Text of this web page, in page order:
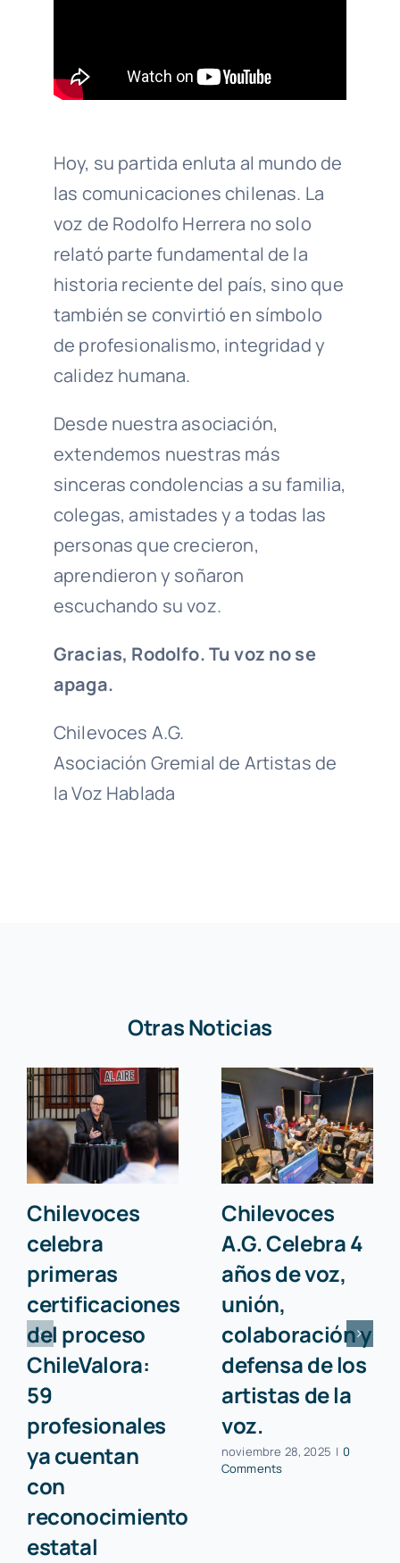
Hoy, su partida enluta al mundo de
las comunicaciones chilenas. La
voz de Rodolfo Herrera no solo
relató parte fundamental de la
historia reciente del país, sino que
también se convirtió en símbolo
de profesionalismo, integridad y
calidez humana.
Desde nuestra asociación,
extendemos nuestras más
sinceras condolencias a su familia,
colegas, amistades y a todas las
personas que crecieron,
aprendieron y soñaron
escuchando su voz.
Gracias, Rodolfo. Tu voz no se
apaga.
Chilevoces A.G.
Asociación Gremial de Artistas de
la Voz Hablada
Otras Noticias
Chilevoces
celebra
primeras
certificaciones
del proceso
ChileValora:
59
profesionales
ya cuentan
con
reconocimiento
estatal
Chilevoces
A.G. Celebra 4
años de voz,
unión,
colaboración y
defensa de los
artistas de la
voz.
noviembre 28, 2025 | 0
Comments